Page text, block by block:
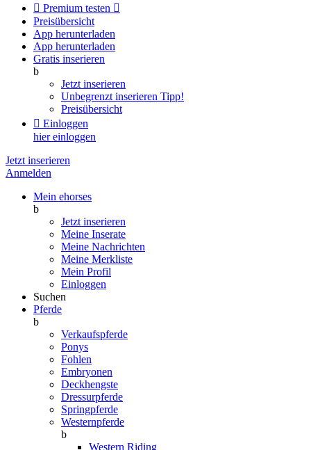
 Premium testen 
Preisübersicht
App herunterladen
App herunterladen
Gratis inserieren
b
Jetzt inserieren
Unbegrenzt inserieren Tipp!
Preisübersicht
 Einloggen
hier einloggen
Jetzt inserieren
Anmelden
Mein ehorses
b
Jetzt inserieren
Meine Inserate
Meine Nachrichten
Meine Merkliste
Mein Profil
Einloggen
Suchen
Pferde
b
Verkaufspferde
Ponys
Fohlen
Embryonen
Deckhengste
Dressurpferde
Springpferde
Westernpferde
b
Western Riding